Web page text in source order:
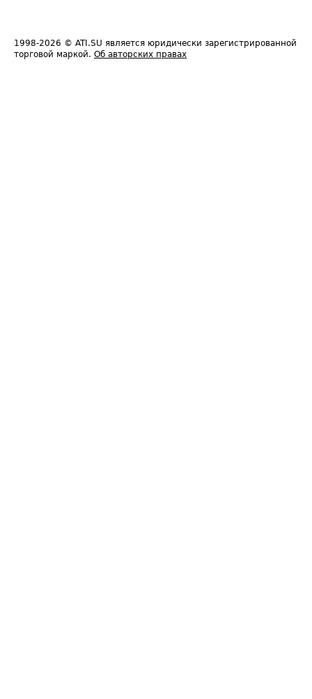
1998-2026 © ATI.SU является юридически зарегистрированной
торговой маркой. Об авторских правах